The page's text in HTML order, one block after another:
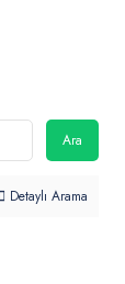
Ara
Detaylı Arama